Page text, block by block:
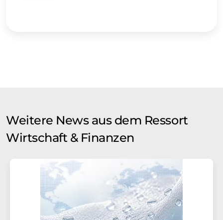
Weitere News aus dem Ressort
Wirtschaft & Finanzen